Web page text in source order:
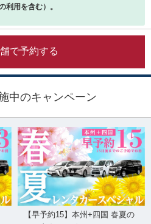
利用を含む）。
で予約する
中のキャンペーン
【早予約15】本州+四国 春夏の